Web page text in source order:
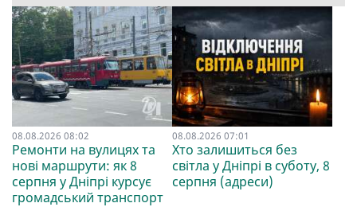
08.08.2026 08:02
Ремонти на вулицях та
нові маршрути: як 8
серпня у Дніпрі курсує
громадський транспорт
08.08.2026 07:01
Хто залишиться без
світла у Дніпрі в суботу, 8
серпня (адреси)